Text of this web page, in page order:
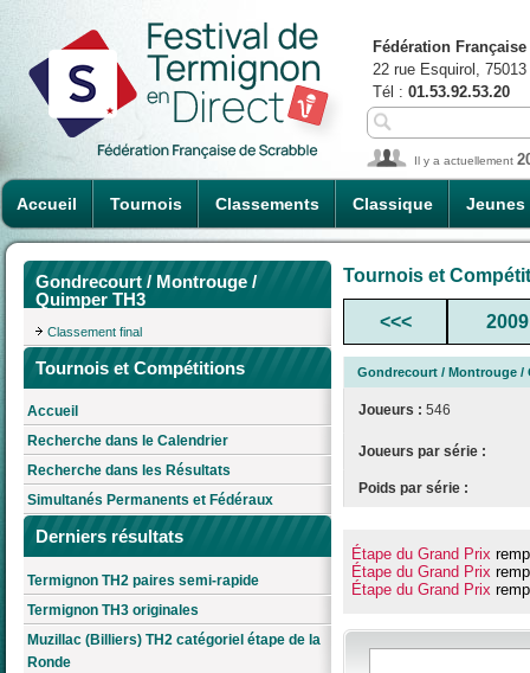
Accueil Tournois Classements Classique Jeunes
Fédération
22 rue Esquirol,
Tél : 01.53.92.53.20
Il y a actuellement
Gondrecourt / Montrouge /
Quimper TH3
Classement final
Tournois et Compétitions
Accueil
Recherche dans le Calendrier
Recherche dans les Résultats
Simultanés Permanents et Fédéraux
Derniers résultats
Termignon TH2 paires semi-rapide
Termignon TH3 originales
Muzillac (Billiers) TH2 catégoriel étape de la
Ronde
Tournois et
<<< 2009
Gondrecourt / Montrouge /
Joueurs : 546
Joueurs par série :
Poids par série :
Étape du Grand Prix
Étape du Grand Prix
Étape du Grand Prix